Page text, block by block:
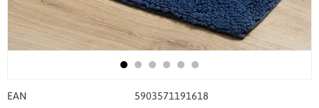
EAN 5903571191618